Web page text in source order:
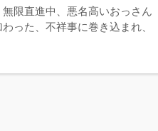
限直進中、悪名高いおっさん
った、不祥事に巻き込まれ、